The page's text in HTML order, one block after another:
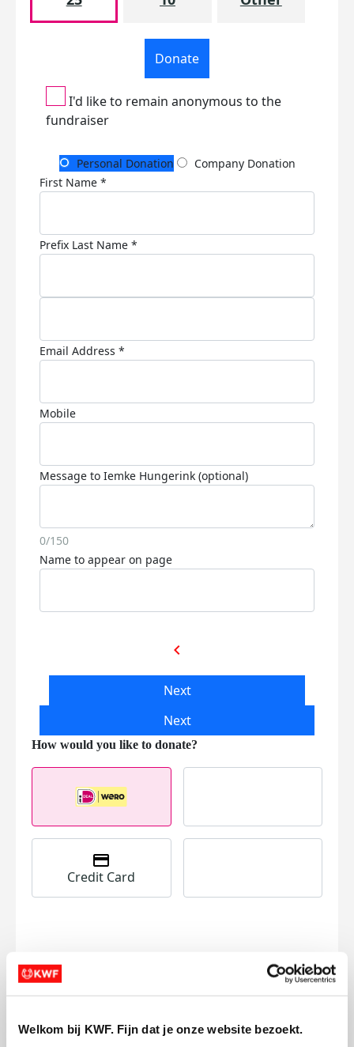
Welkom bij KWF. Fijn dat je onze website bezoekt.
Donate
I'd like to remain anonymous to the
fundraiser
Personal Donation
Company Donation
First Name *
Prefix Last Name *
Email Address *
Mobile
Message to Iemke Hungerink (optional)
0/150
Name to appear on page
chevron_left
Next
Next
Credit Card
I want to contribute to the transaction
costs
This will add €0.40 to your donation.